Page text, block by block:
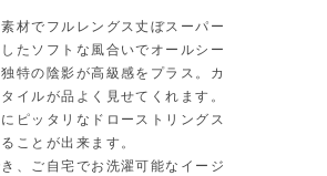
材でフルレングス丈ぼスーパー
たソフトな風合いでオールシー
特の陰影が高級感をプラス。カ
イルが品よく見せてくれます。
ピッタリなドローストリングス
ことが出来ます。
、ご自宅でお洗濯可能なイージ